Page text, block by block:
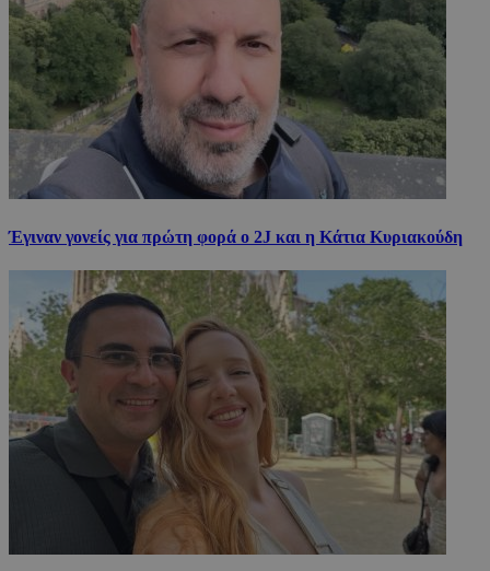
Έγιναν γονείς για πρώτη φορά ο 2J και η Κάτια Κυριακούδη